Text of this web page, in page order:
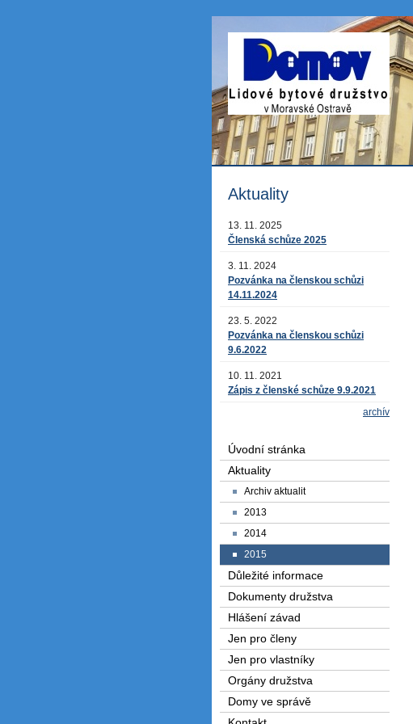
Aktuality
13. 11. 2025
Členská schůze 2025
3. 11. 2024
Pozvánka na členskou schůzi
14.11.2024
23. 5. 2022
Pozvánka na členskou schůzi
9.6.2022
10. 11. 2021
Zápis z členské schůze 9.9.2021
archív
Úvodní stránka
Aktuality
Archiv aktualit
2013
2014
2015
Důležité informace
Dokumenty družstva
Hlášení závad
Jen pro členy
Jen pro vlastníky
Orgány družstva
Domy ve správě